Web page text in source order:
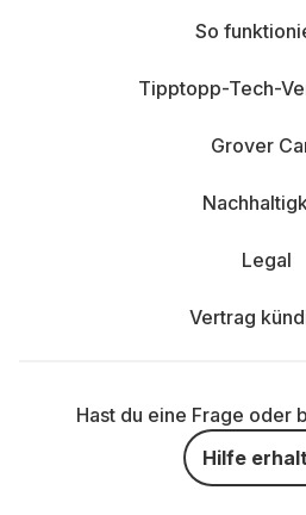
So
Tipptopp-Tech-
Grover
Legal
Vertrag
Hast du eine Frage oder
Hilfe